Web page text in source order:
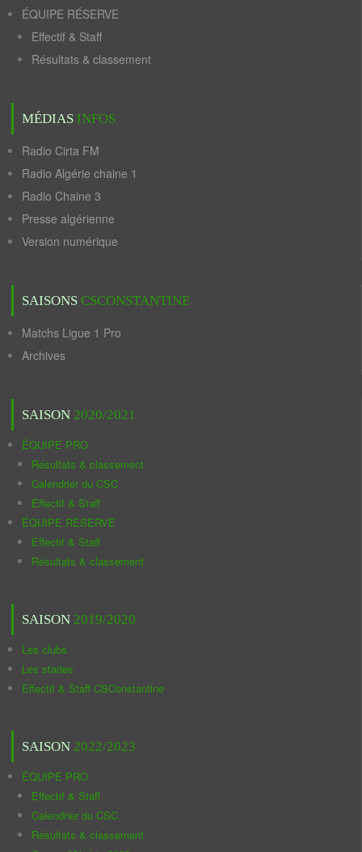
ÉQUIPE RÉSERVE
Effectif & Staff
Résultats & classement
MÉDIAS INFOS
Radio Cirta FM
Radio Algérie chaine 1
Radio Chaine 3
Presse algérienne
Version numérique
SAISONS CSCONSTANTINE
Matchs Ligue 1 Pro
Archives
SAISON 2020/2021
ÉQUIPE PRO
Résultats & classement
Calendrier du CSC
Effectif & Staff
ÉQUIPE RÉSERVE
Effectif & Staff
Résultats & classement
SAISON 2019/2020
Les clubs
Les stades
Effectif & Staff CSConstantine
SAISON 2022/2023
ÉQUIPE PRO
Effectif & Staff
Calendrier du CSC
Résultats & classement